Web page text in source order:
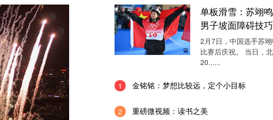
单板滑雪：苏翊
男子坡面障碍技
2月7日，中国选手苏
比赛后庆祝。 当日，
20......
1 金铭铭：梦想比较远，定个小目标
2 重磅微视频：读书之美